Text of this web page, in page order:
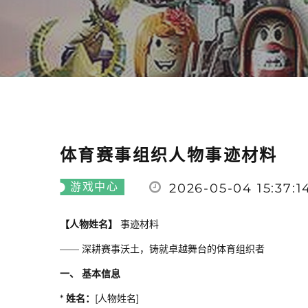
体育赛事组织人物事迹材料
游戏中心 2026-05-04
【人物姓名】
事迹材料
—— 深耕赛事沃土，铸就卓越舞台的体育组织者
一、 基本信息
* 姓名： [人物姓名]